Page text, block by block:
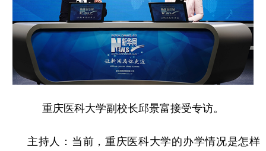
重庆医科大学副校长邱景富接受专访。
主持人：当前，重庆医科大学的办学情况是怎样